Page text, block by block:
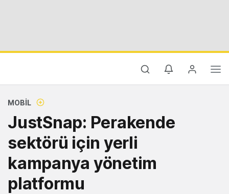
MOBIL
JustSnap: Perakende
sektörü için yerli
kampanya yönetim
platformu